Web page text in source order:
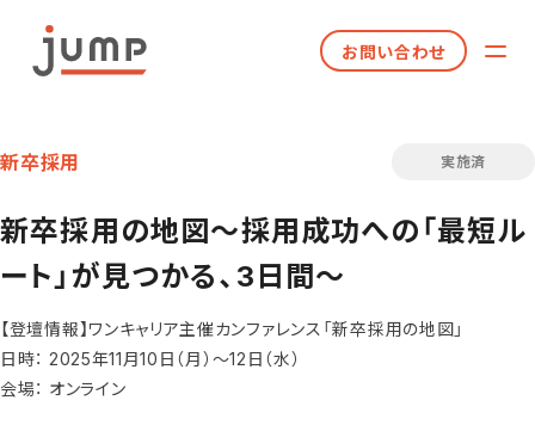
お問い合わせ
新卒採用 実施済
新卒採用の地図～採用成功への「最短ル
ート」が見つかる、3日間～
【登壇情報】ワンキャリア主催カンファレンス「新卒採用の地図」
日時： 2025年11月10日（月）～12日（水）
会場： オンライン